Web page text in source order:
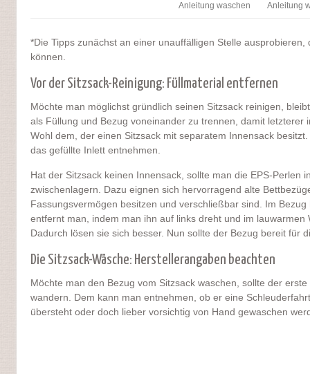
Anleitung waschen
Anleitung
*Die Tipps zunächst an einer unauffälligen Stelle ausprobieren,
können.
Vor der Sitzsack-Reinigung: Füllmaterial entfernen
Möchte man möglichst gründlich seinen Sitzsack reinigen,
als Füllung und Bezug voneinander zu trennen, damit letzterer
Wohl dem, der einen Sitzsack mit separatem Innensack
das gefüllte Inlett entnehmen.
Hat der Sitzsack keinen Innensack, sollte man die EPS-Perlen
zwischenlagern. Dazu eignen sich hervorragend alte
Fassungsvermögen besitzen und verschließbar sind. Im
entfernt man, indem man ihn auf links dreht und im lauwarmen
Dadurch lösen sie sich besser. Nun sollte der Bezug bereit für
Die Sitzsack-Wäsche: Herstellerangaben beachten
Möchte man den Bezug vom Sitzsack waschen, sollte der
wandern. Dem kann man entnehmen, ob er eine
übersteht oder doch lieber vorsichtig von Hand gewaschen